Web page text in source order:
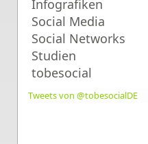
Infografiken
Social Media
Social Networks
Studien
tobesocial
Tweets von @tobesocialDE